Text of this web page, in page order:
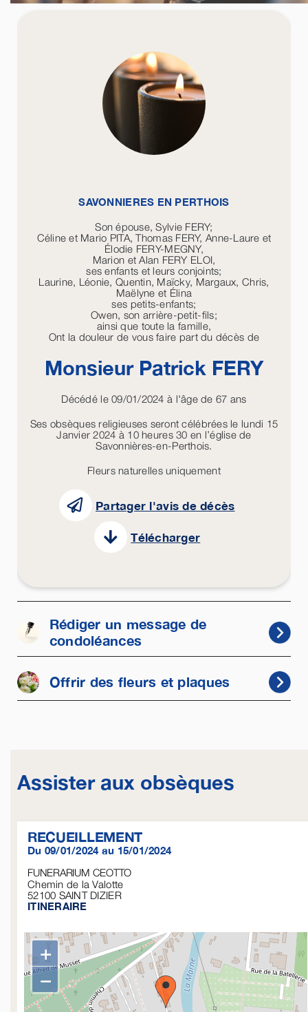
SAVONNIERES EN PERTHOIS
Son épouse, Sylvie FERY;
Céline et Mario PITA, Thomas FERY, Anne-Laure et
Élodie FERY-MEGNY,
Marion et Alan FERY ELOI,
ses enfants et leurs conjoints;
Laurine, Léonie, Quentin, Maïcky, Margaux, Chris,
Maëlyne et Élina
ses petits-enfants;
Owen, son arrière-petit-fils;
ainsi que toute la famille,
Ont la douleur de vous faire part du décès de
Monsieur Patrick FERY
Décédé le 09/01/2024 à l'âge de 67 ans
Ses obsèques religieuses seront célébrées le lundi 15
Janvier 2024 à 10 heures 30 en l’église de
Savonnières-en-Perthois.
Fleurs naturelles uniquement
Partager l'avis de décès
Télécharger
Rédiger un message de
condoléances
Offrir des fleurs et plaques
Assister aux obsèques
RECUEILLEMENT
Du 09/01/2024 au 15/01/2024
FUNERARIUM CEOTTO
Chemin de la Valotte
52100 SAINT DIZIER
ITINERAIRE
+
−